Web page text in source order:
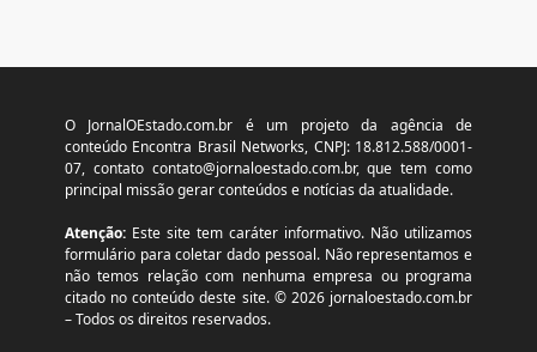
O JornalOEstado.com.br é um projeto da agência de
conteúdo Encontra Brasil Networks, CNPJ: 18.812.588/0001-
07, contato contato@jornaloestado.com.br, que tem como
principal missão gerar conteúdos e notícias da atualidade.
Atenção:Este site tem caráter informativo. Não utilizamos
formulário para coletar dado pessoal. Não representamos e
não temos relação com nenhuma empresa ou programa
citado no conteúdo deste site. © 2026 jornaloestado.com.br
– Todos os direitos reservados.